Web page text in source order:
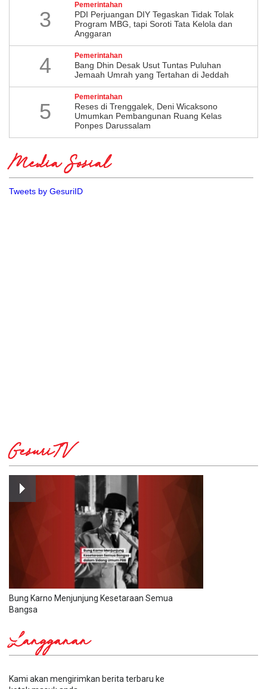
3
Pemerintahan
PDI Perjuangan DIY Tegaskan Tidak Tolak
Program MBG, tapi Soroti Tata Kelola dan
Anggaran
4 Pemerintahan
Bang Dhin Desak Usut Tuntas Puluhan
Jemaah Umrah yang Tertahan di Jeddah
5
Pemerintahan
​Reses di Trenggalek, Deni Wicaksono
Umumkan Pembangunan Ruang Kelas
Ponpes Darussalam
Media Sosial
Tweets by GesuriID
GesuriTV
Bung Karno Menjunjung Kesetaraan Semua
Bangsa
Langganan
Kami akan mengirimkan berita terbaru ke